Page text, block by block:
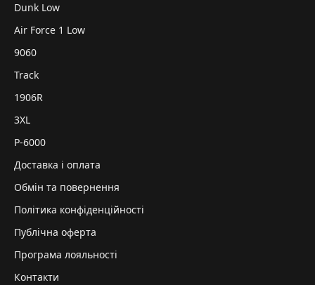
Dunk Low
Air Force 1 Low
9060
Track
1906R
3XL
P-6000
Доставка і оплата
Обмін та повернення
Політика конфіденційності
Публічна оферта
Програма лояльності
Контакти